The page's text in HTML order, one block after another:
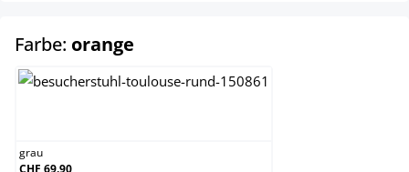
Farbe: orange
grau
CHF 69.90